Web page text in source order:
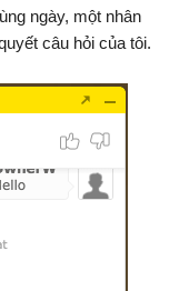
ngày, một nhân
câu hỏi của tôi.